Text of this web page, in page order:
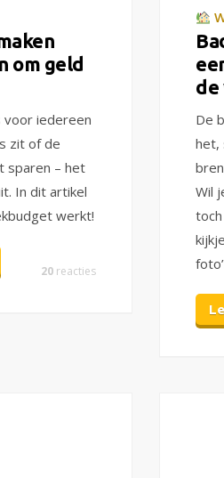
om geld
voor iedereen
zit of de
sparen – het
In dit artikel
werkt!
20 reacties
de
De
het,
Wil